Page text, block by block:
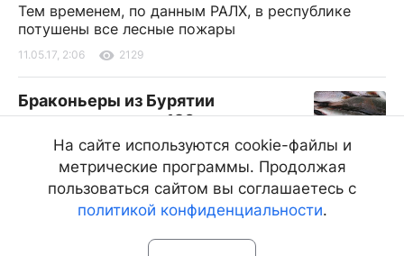
Тем временем, по данным РАЛХ, в республике
потушены все лесные пожары
11.05.17, 2:06 2129
Браконьеры из Бурятии
заплатили свыше 120 тысяч за
незаконную добычу омуля
Суд прекратил уголовное дело в отношении
жителей Усть-Баргузина в связи с раскаянием
11.05.17, 1:44 2168
На сайте используются cookie-файлы и
метрические программы. Продолжая
пользоваться сайтом вы соглашаетесь с
политикой конфиденциальности.